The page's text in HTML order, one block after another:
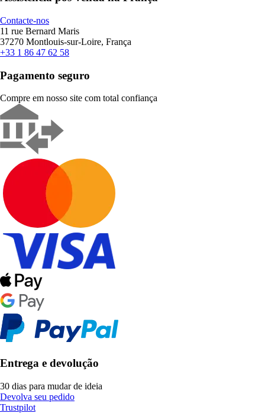
Contacte-nos
11 rue Bernard Maris
37270 Montlouis-sur-Loire, França
+33 1 86 47 62 58
Pagamento seguro
Compre em nosso site com total confiança
Entrega e devolução
30 dias para mudar de ideia
Devolva seu pedido
Trustpilot